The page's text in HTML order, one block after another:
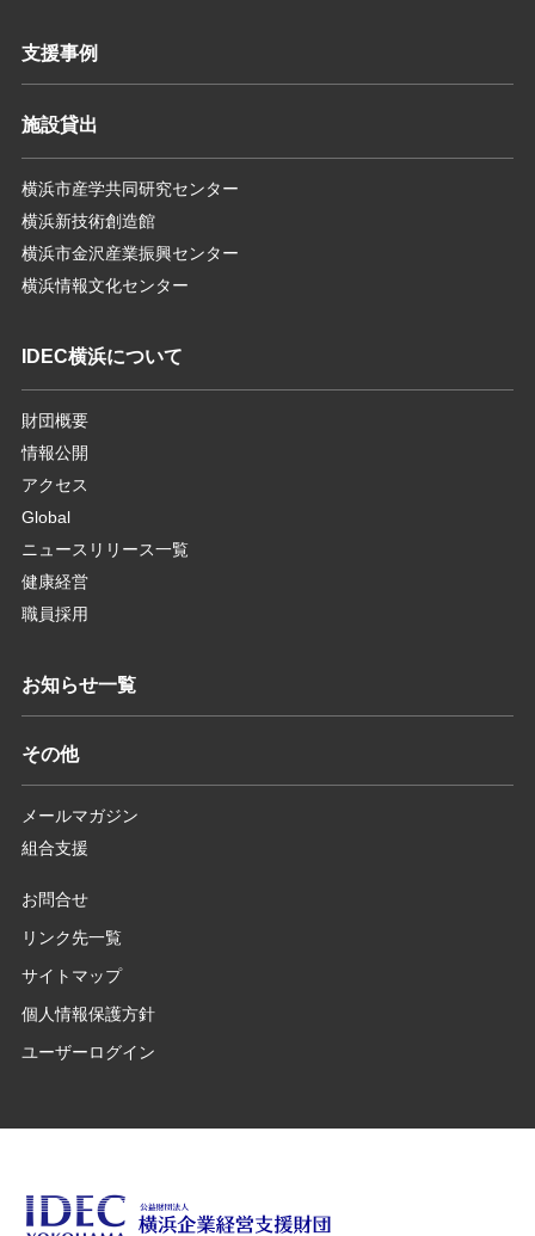
支援事例
施設貸出
横浜市産学共同研究センター
横浜新技術創造館
横浜市金沢産業振興センター
横浜情報文化センター
IDEC横浜について
財団概要
情報公開
アクセス
Global
ニュースリリース一覧
健康経営
職員採用
お知らせ一覧
その他
メールマガジン
組合支援
お問合せ
リンク先一覧
サイトマップ
個人情報保護方針
ユーザーログイン